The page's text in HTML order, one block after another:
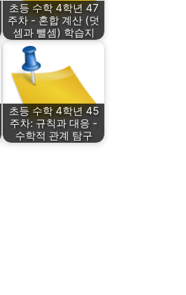
초등 수학 4학년 47
주차 - 혼합 계산 (덧
셈과 뺄셈) 학습지
초등 수학 4학년 45
주차: 규칙과 대응 -
수학적 관계 탐구